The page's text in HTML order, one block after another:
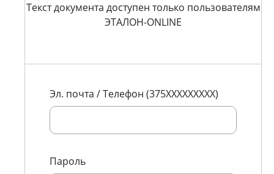
Текст документа доступен только пользователям
ЭТАЛОН-ONLINE
Эл. почта / Телефон (375XXXXXXXXX)
Пароль